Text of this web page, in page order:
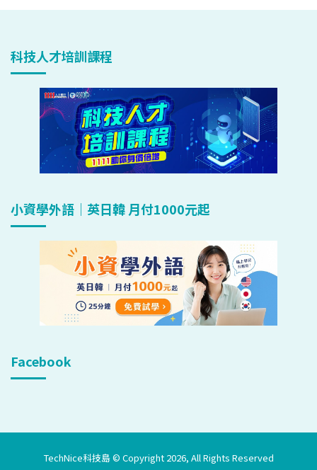
科技人才培訓課程
小資學外語｜英日韓 月付1000元起
Facebook
TechNice科技島 © Copyright 2026, All Rights Reserved